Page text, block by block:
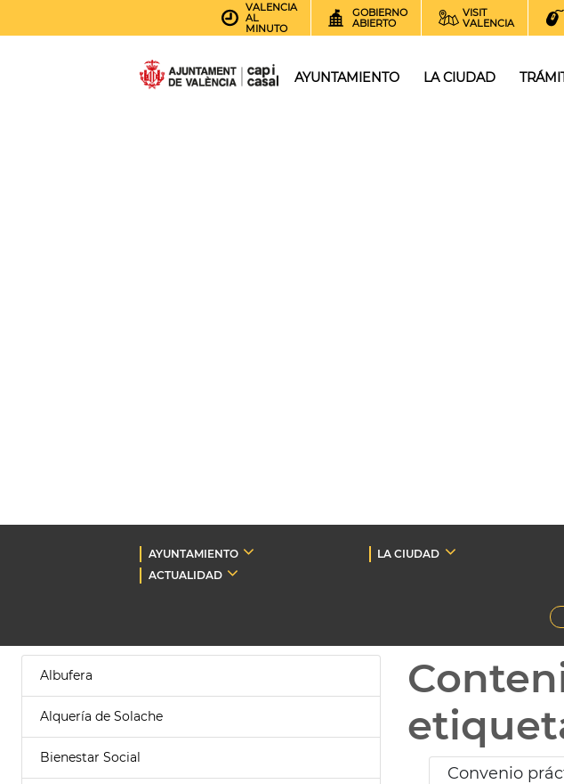
VALENCIA
AL
MINUTO
GOBIERNO
ABIERTO
VISIT
VALENCIA
AYUNTAMIENTO LA CIUDAD
AYUNTAMIENTO LA CIUDAD
ACTUALIDAD
Albufera
Alquería de Solache
Bienestar Social
Convenio